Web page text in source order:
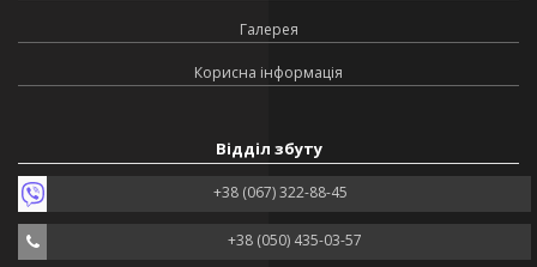
Галерея
Корисна інформація
Відділ збуту
+38 (067) 322-88-45
+38 (050) 435-03-57